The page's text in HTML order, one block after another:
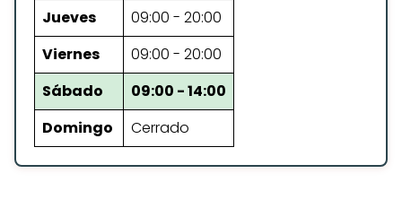
Jueves
09:00 - 20:00
Viernes
09:00 - 20:00
Sábado
09:00 - 14:00
Domingo
Cerrado